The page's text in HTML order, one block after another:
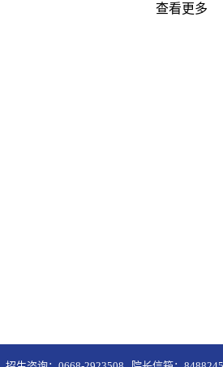
查看更多